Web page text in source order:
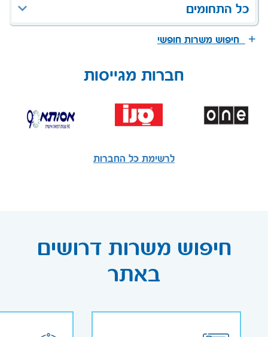
כל התחומים
חיפוש משרות חופשי
חברות מגייסות
לרשימת כל החברות
חיפוש משרות דרושים
באתר